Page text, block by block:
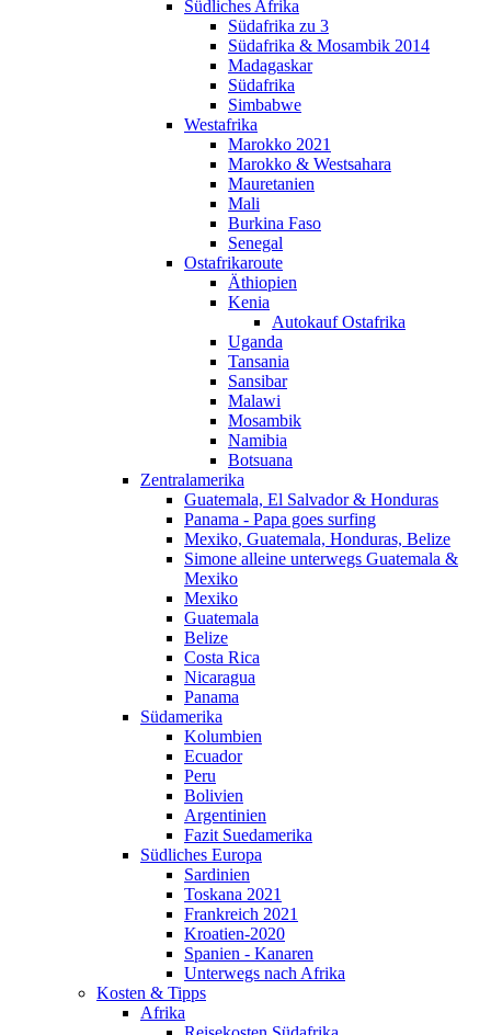
Südliches Afrika
Südafrika zu 3
Südafrika & Mosambik 2014
Madagaskar
Südafrika
Simbabwe
Westafrika
Marokko 2021
Marokko & Westsahara
Mauretanien
Mali
Burkina Faso
Senegal
Ostafrikaroute
Äthiopien
Kenia
Autokauf Ostafrika
Uganda
Tansania
Sansibar
Malawi
Mosambik
Namibia
Botsuana
Zentralamerika
Guatemala, El Salvador & Honduras
Panama - Papa goes surfing
Mexiko, Guatemala, Honduras, Belize
Simone alleine unterwegs Guatemala &
Mexiko
Mexiko
Guatemala
Belize
Costa Rica
Nicaragua
Panama
Südamerika
Kolumbien
Ecuador
Peru
Bolivien
Argentinien
Fazit Suedamerika
Südliches Europa
Sardinien
Toskana 2021
Frankreich 2021
Kroatien-2020
Spanien - Kanaren
Unterwegs nach Afrika
Kosten & Tipps
Afrika